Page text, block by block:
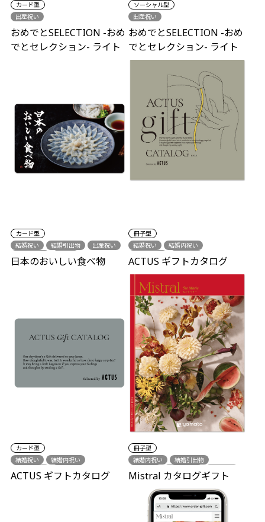
カード型
出産祝い
おめでとSELECTION -おめ
でとセレクション- ライト
ソーシャル型
出産祝い
おめでとSELECTION -おめ
でとセレクション- ライト
カード型
結婚祝い
結婚引出物
出産祝い
各種内祝い
日本のおいしい食べ物
冊子型
結婚祝い
結婚内祝い
出産内祝い
新築祝い
各種内祝い
誕生日
ACTUS ギフトカタログ
カード型
結婚祝い
結婚内祝い
出産内祝い
新築祝い
ACTUS ギフトカタログ
冊子型
結婚内祝い
結婚引出物
出産内祝い
各種内祝い
Mistral カタログギフト